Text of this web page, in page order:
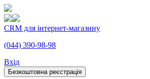
CRM для інтернет-магазину
(044) 390-98-98
Вхiд
Безкоштовна реєстрація